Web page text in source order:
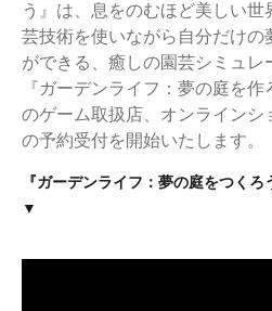
う』は、息をのむほど美しい世
芸技術を使いながら自分だけの
ができる、癒しの園芸シミュレ
『ガーデンライフ：夢の庭を
のゲーム取扱店、オンラインシ
の予約受付を開始いたします。
『ガーデンライフ：夢の庭をつく
▼